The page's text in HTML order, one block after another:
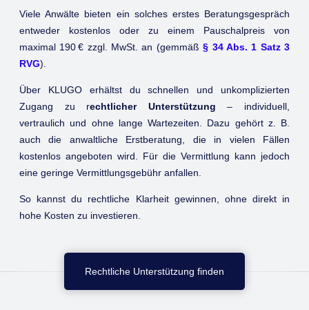
Viele Anwälte bieten ein solches erstes Beratungsgespräch
entweder kostenlos oder zu einem Pauschalpreis von
maximal 190 € zzgl. MwSt. an (gemmäß§ 34 Abs. 1 Satz 3
RVG).
Über KLUGO erhältst du schnellen und unkomplizierten
Zugang zu rechtlicher Unterstützung – individuell,
vertraulich und ohne lange Wartezeiten. Dazu gehört z. B.
auch die anwaltliche Erstberatung, die in vielen Fällen
kostenlos angeboten wird. Für die Vermittlung kann jedoch
eine geringe Vermittlungsgebühr anfallen.
So kannst du rechtliche Klarheit gewinnen, ohne direkt in
hohe Kosten zu investieren.
Rechtliche Unterstützung finden